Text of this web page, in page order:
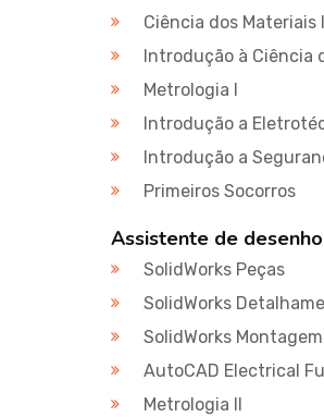
Ciência dos Materiais I
Introdução à Ciência
Metrologia I
Introdução a
Introdução a
Primeiros Socorros
Assistente de
SolidWorks Peças
SolidWorks
SolidWorks
AutoCAD Electrical
Metrologia II